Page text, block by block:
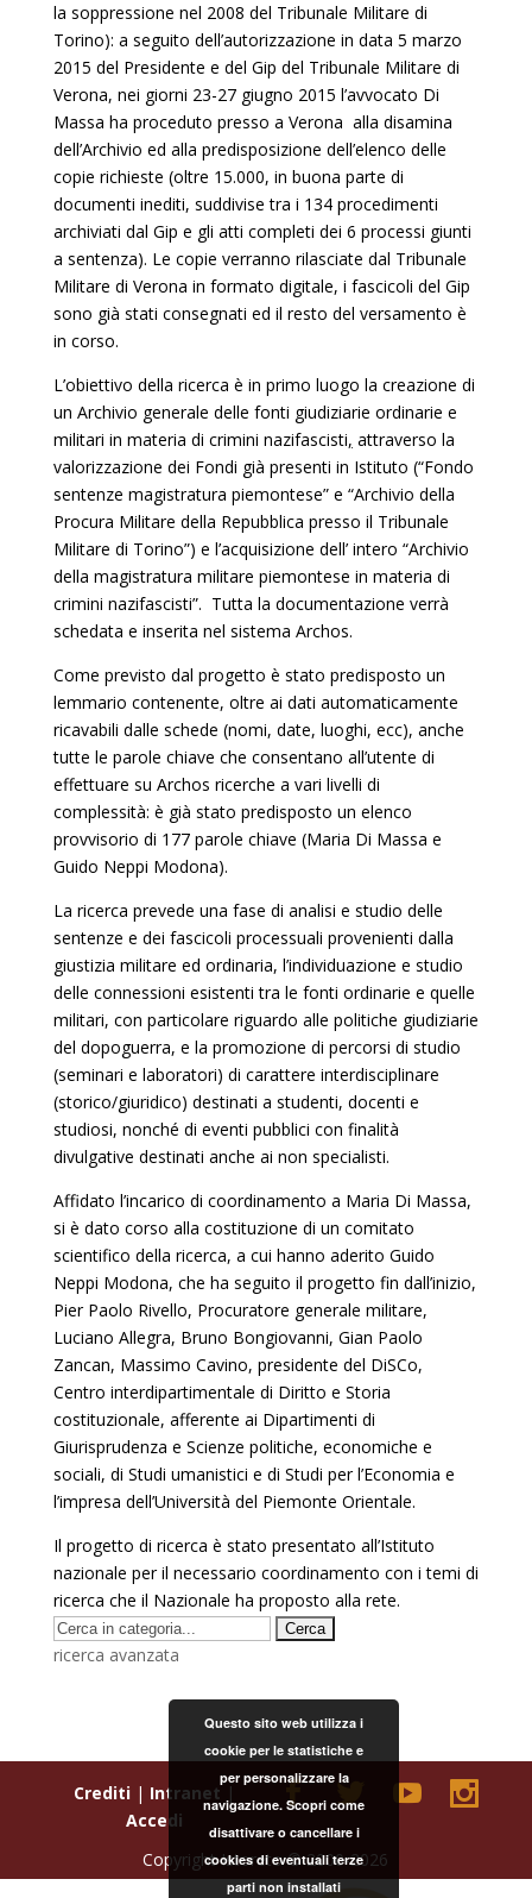
la soppressione nel 2008 del Tribunale Militare di
Torino): a seguito dell’autorizzazione in data 5 marzo
2015 del Presidente e del Gip del Tribunale Militare di
Verona, nei giorni 23-27 giugno 2015 l’avvocato Di
Massa ha proceduto presso a Verona alla disamina
dell’Archivio ed alla predisposizione dell’elenco delle
copie richieste (oltre 15.000, in buona parte di
documenti inediti, suddivise tra i 134 procedimenti
archiviati dal Gip e gli atti completi dei 6 processi giunti
a sentenza). Le copie verranno rilasciate dal Tribunale
Militare di Verona in formato digitale, i fascicoli del Gip
sono già stati consegnati ed il resto del versamento è
in corso.
L’obiettivo della ricerca è in primo luogo la creazione di
un Archivio generale delle fonti giudiziarie ordinarie e
militari in materia di crimini nazifascisti, attraverso la
valorizzazione dei Fondi già presenti in Istituto (“Fondo
sentenze magistratura piemontese” e “Archivio della
Procura Militare della Repubblica presso il Tribunale
Militare di Torino”) e l’acquisizione dell’ intero “Archivio
della magistratura militare piemontese in materia di
crimini nazifascisti”. Tutta la documentazione verrà
schedata e inserita nel sistema Archos.
Come previsto dal progetto è stato predisposto un
lemmario contenente, oltre ai dati automaticamente
ricavabili dalle schede (nomi, date, luoghi, ecc), anche
tutte le parole chiave che consentano all’utente di
effettuare su Archos ricerche a vari livelli di
complessità: è già stato predisposto un elenco
provvisorio di 177 parole chiave (Maria Di Massa e
Guido Neppi Modona).
La ricerca prevede una fase di analisi e studio delle
sentenze e dei fascicoli processuali provenienti dalla
giustizia militare ed ordinaria, l’individuazione e studio
delle connessioni esistenti tra le fonti ordinarie e quelle
militari, con particolare riguardo alle politiche giudiziarie
del dopoguerra, e la promozione di percorsi di studio
(seminari e laboratori) di carattere interdisciplinare
(storico/giuridico) destinati a studenti, docenti e
studiosi, nonché di eventi pubblici con finalità
divulgative destinati anche ai non specialisti.
Affidato l’incarico di coordinamento a Maria Di Massa,
si è dato corso alla costituzione di un comitato
scientifico della ricerca, a cui hanno aderito Guido
Neppi Modona, che ha seguito il progetto fin dall’inizio,
Pier Paolo Rivello, Procuratore generale militare,
Luciano Allegra, Bruno Bongiovanni, Gian Paolo
Zancan, Massimo Cavino, presidente del DiSCo,
Centro interdipartimentale di Diritto e Storia
costituzionale, afferente ai Dipartimenti di
Giurisprudenza e Scienze politiche, economiche e
sociali, di Studi umanistici e di Studi per l’Economia e
l’impresa dell’Università del Piemonte Orientale.
Il progetto di ricerca è stato presentato all’Istituto
nazionale per il necessario coordinamento con i temi di
ricerca che il Nazionale ha proposto alla rete.
ricerca avanzata
Crediti| Intranet|
Accedi
Copyright Istoreto © 2000-2026
Questo sito web utilizza i
cookie per le statistiche e
per personalizzare la
navigazione. Scopri come
disattivare o cancellare i
cookies di eventuali terze
parti non installati